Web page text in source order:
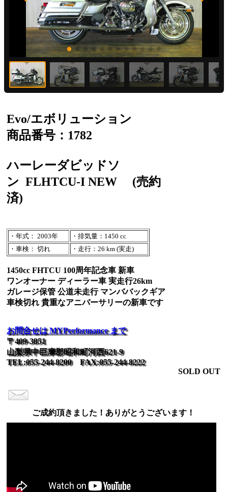
Evo/エボリューション
商品番号：1782
ハーレーダビッドソ
ン FLHTCU-I NEW
(売約
済)
・年式： 2003年
・排気量：1450 cc
・車検： 切れ
・走行：26 km (実走)
1450cc FHTCU 100周年記念車 新車
ワンオーナー ディーラー車 実走行26km
ガレージ保管 公道未走行 マンババックギア
車検切れ 貴重なアニバーサリーの新車です
お問合せは MYPerformance まで
〒409-3851
山梨県中巨摩郡昭和町河西621-9
TEL:055-244-8200 FAX:055-244-8222
SOLD OUT
ご成約頂きました！ありがとうございます！